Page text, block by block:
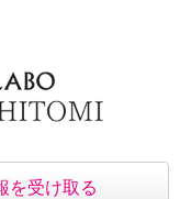
を受け取る